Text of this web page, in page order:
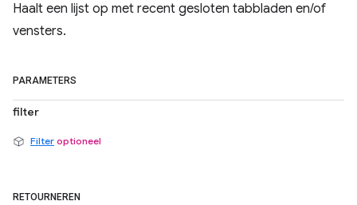
Haalt een lijst op met recent gesloten tabbladen en/of
vensters.
PARAMETERS
filter
Filter optioneel
RETOURNEREN